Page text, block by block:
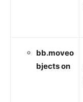
bb.moveo
bjects on